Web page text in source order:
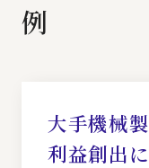
例
大手機械
利益創出